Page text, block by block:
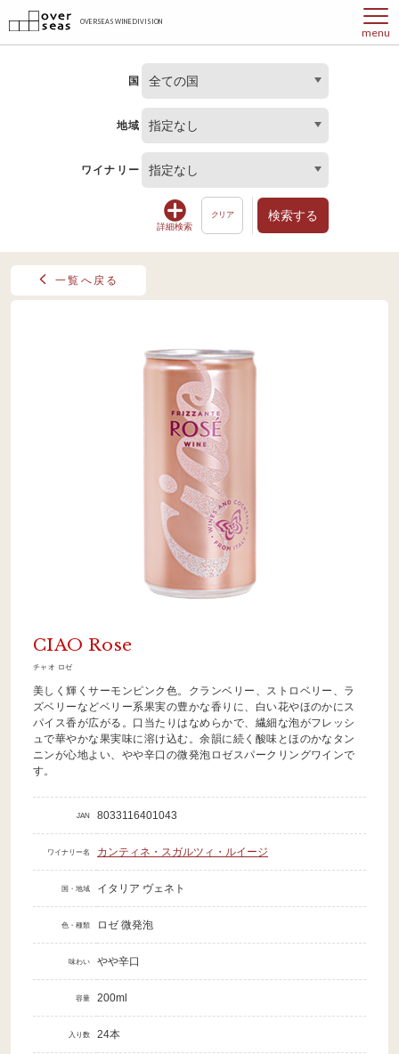
OVERSEAS WINE DIVISION
menu
国 全ての国
地域 指定なし
ワイナリー 指定なし
詳細検索
クリア 検索する
一覧へ戻る
CIAO Rose
チャオ ロゼ
美しく輝くサーモンピンク色。クランベリー、ストロベリー、ラ
ズベリーなどベリー系果実の豊かな香りに、白い花やほのかにス
パイス香が広がる。口当たりはなめらかで、繊細な泡がフレッシ
ュで華やかな果実味に溶け込む。余韻に続く酸味とほのかなタン
ニンが心地よい、やや辛口の微発泡ロゼスパークリングワインで
す。
JAN 8033116401043
ワイナリー名 カンティネ・スガルツィ・ルイージ
国・地域 イタリア ヴェネト
色・種類 ロゼ 微発泡
味わい やや辛口
容量 200ml
入り数 24本